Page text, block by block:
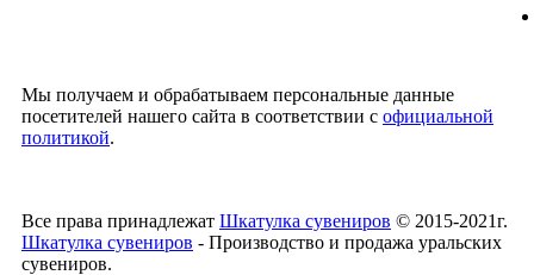
Мы получаем и обрабатываем персональные данные
посетителей нашего сайта в соответствии с официальной
политикой.
Все права принадлежат Шкатулка сувениров © 2015-2021г.
Шкатулка сувениров - Производство и продажа уральских
сувениров.